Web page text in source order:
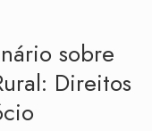
sobre
Direitos